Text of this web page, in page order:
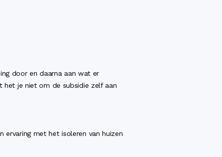
door en daarna aan wat er
het je niet om de subsidie zelf aan
ervaring met het isoleren van huizen